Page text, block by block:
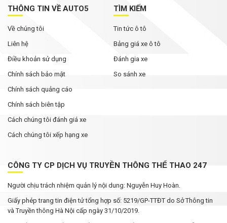
THÔNG TIN VỀ AUTO5
Về chúng tôi
Liên hệ
Điều khoản sử dụng
Chính sách bảo mật
Chính sách quảng cáo
Chính sách biên tập
Cách chúng tôi đánh giá xe
Cách chúng tôi xếp hạng xe
TÌM KIẾM
Tin tức ô tô
Bảng giá xe ô tô
Đánh gia xe
So sánh xe
CÔNG TY CP DỊCH VỤ TRUYỀN THÔNG THỂ THAO 247
Người chịu trách nhiệm quản lý nội dung: Nguyễn Huy Hoàn.
Giấy phép trang tin điện tử tổng hợp số: 5219/GP-TTĐT do Sở Thông tin
và Truyền thông Hà Nội cấp ngày 31/10/2019.